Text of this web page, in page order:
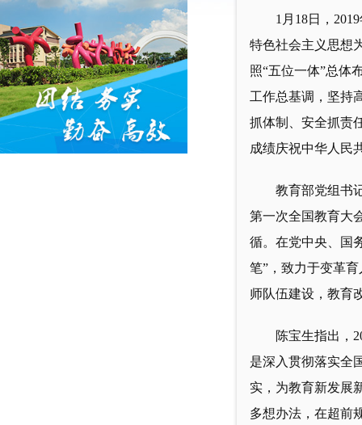
1月18日，
特色社会主义思想
照“五位一体”总体
工作总基调，坚持
抓体制、安全抓责
成绩庆祝中华人民
教育部党组书
第一次全国教育大
循。在党中央、国
笔”，致力于变革
师队伍建设，教育
陈宝生指出，
是深入贯彻落实全
实，为教育新发展
多想办法，在超前